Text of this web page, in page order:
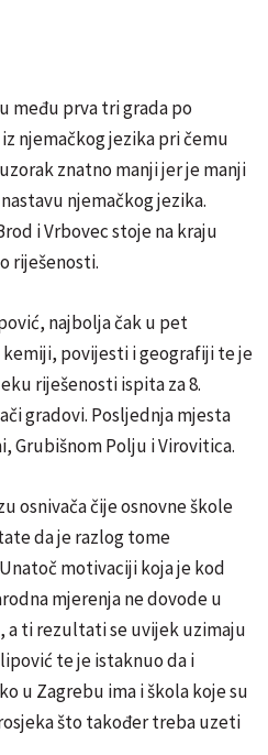
među prva tri grada po
njemačkog jezika pri čemu
znatno manji jer je manji
njemačkog jezika.
i Vrbovec stoje na kraju
riješenosti.
najbolja čak u pet
povijesti i geografiji te je
riješenosti ispita za 8.
gradovi. Posljednja mjesta
Grubišnom Polju i Virovitica.
osnivača čije osnovne škole
da je razlog tome
motivaciji koja je kod
mjerenja ne dovode u
ti rezultati se uvijek uzimaju
te je istaknuo da i
u Zagrebu ima i škola koje su
što također treba uzeti